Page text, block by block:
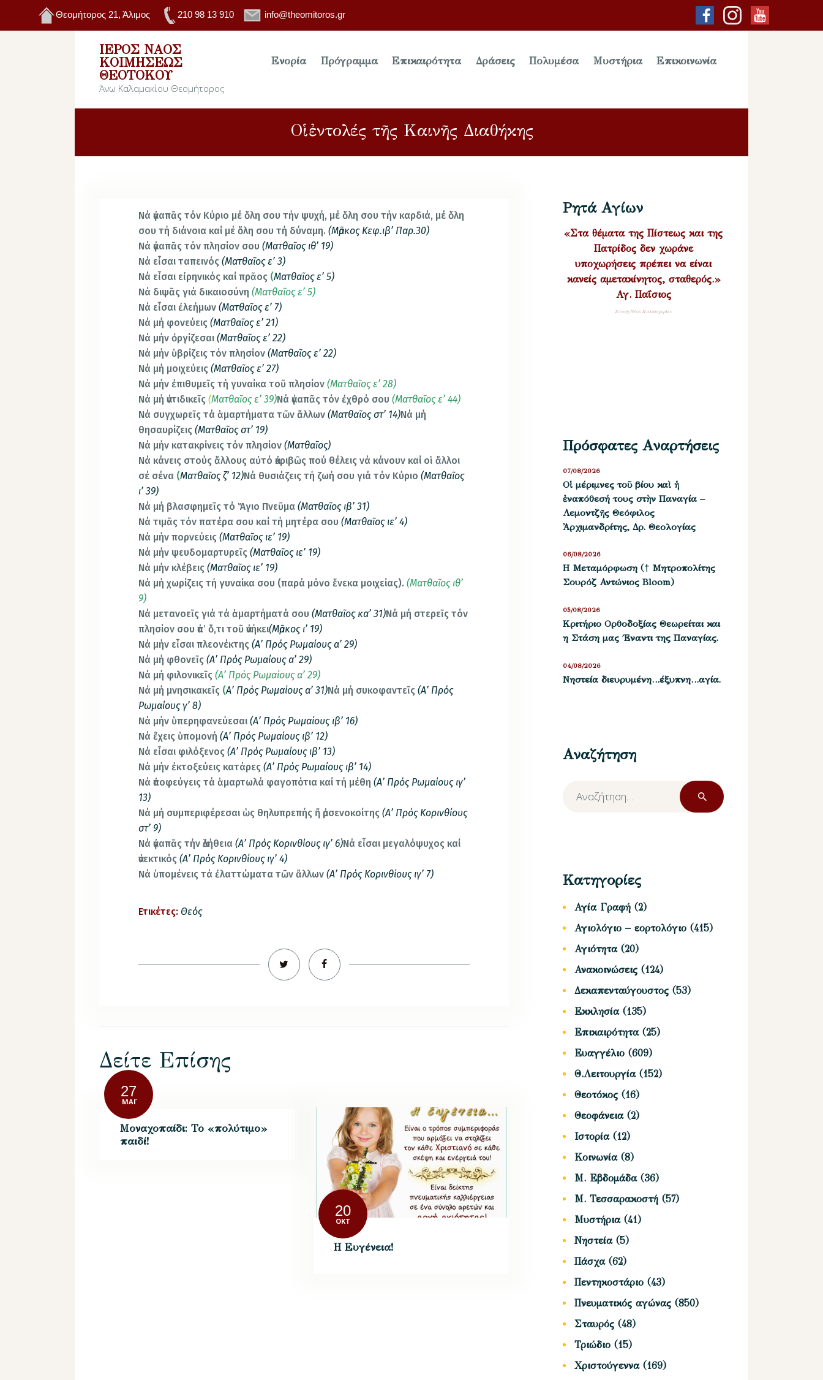
Θεομήτορος 21, Άλιμος 210 98 13 910 info@theomitoros.gr
ΙΕΡΌΣ ΝΑΌΣ
ΚΟΙΜΉΣΕΩΣ
ΘΕΟΤΌΚΟΥ
Άνω Καλαμακίου Θεομήτορος
Ενορία Πρόγραμμα Επικαιρότητα Δράσεις Πολυμέσα Μυστήρια Επικοινωνία
Οἱ ἐντολές τῆς Καινῆς Διαθήκης
Νά ἀγαπᾶς τόν Κύριο μέ ὅλη σου τήν ψυχή, μέ ὅλη σου τήν καρδιά, μέ ὅλη
σου τή διάνοια καί μέ ὅλη σου τή δύναμη.(Μᾶρκος Κεφ.ιβ’ Παρ.30)
Νά ἀγαπᾶς τόν πλησίον σου (Ματθαῖος ιθ’ 19)
Νά εἶσαι ταπεινός(Ματθαῖος ε’ 3)
Νά εἶσαι εἰρηνικός καί πρᾶος (Ματθαῖος ε’ 5)
Νά διψᾶς γιά δικαιοσύνη (Ματθαῖος ε’ 5)
Νά εἶσαι ἐλεήμων (Ματθαῖος ε’ 7)
Νά μή φονεύεις(Ματθαῖος ε’ 21)
Νά μήν ὀργίζεσαι(Ματθαῖος ε’ 22)
Νά μήν ὑβρίζεις τόν πλησίον(Ματθαῖος ε’ 22)
Νά μή μοιχεύεις (Ματθαῖος ε’ 27)
Νά μήν ἐπιθυμεῖς τή γυναίκα τοῦ πλησίον(Ματθαῖος ε’ 28)
Νά μή ἀντιδικεῖς(Ματθαῖος ε’ 39)Νά ἀγαπᾶς τόν ἐχθρό σου(Ματθαῖος ε’ 44)
Νά συγχωρεῖς τά ἁμαρτήματα τῶν ἄλλων (Ματθαῖος στ’ 14)Νά μή
θησαυρίζεις(Ματθαῖος στ’ 19)
Νά μήν κατακρίνεις τόν πλησίον (Ματθαῖος)
Νά κάνεις στούς ἄλλους αὐτό ἀκριβῶς πού θέλεις νά κάνουν καί οἱ ἄλλοι
σέ σένα (Ματθαῖος ζ’ 12)Νά θυσιάζεις τή ζωή σου γιά τόν Κύριο(Ματθαῖος
ι’ 39)
Νά μή βλασφημεῖς τό Ἅγιο Πνεῦμα(Ματθαῖος ιβ’ 31)
Νά τιμᾶς τόν πατέρα σου καί τή μητέρα σου(Ματθαῖος ιε’ 4)
Νά μήν πορνεύεις(Ματθαῖος ιε’ 19)
Νά μήν ψευδομαρτυρεῖς (Ματθαῖος ιε’ 19)
Νά μήν κλέβεις(Ματθαῖος ιε’ 19)
Νά μή χωρίζεις τή γυναίκα σου (παρά μόνο ἕνεκα μοιχείας).(Ματθαῖος ιθ’
9)
Νά μετανοεῖς γιά τά ἁμαρτήματά σου(Ματθαῖος κα’31)Νά μή στερεῖς τόν
πλησίον σου ἀπ’ ὅ,τι τοῦ ἀνήκει(Μᾶρκος ι’ 19)
Νά μήν εἶσαι πλεονέκτης(Α’ Πρός Ρωμαίους α’ 29)
Νά μή φθονεῖς(Α’ Πρός Ρωμαίους α’ 29)
Νά μή φιλονικεῖς(Α’ Πρός Ρωμαίους α’ 29)
Νά μή μνησικακεῖς (Α’ Πρός Ρωμαίους α’ 31)Νά μή συκοφαντεῖς (Α’ Πρός
Ρωμαίους γ’ 8)
Νά μήν ὑπερηφανεύεσαι(Α’ Πρός Ρωμαίους ιβ’ 16)
Νά ἔχεις ὑπομονή(Α’ Πρός Ρωμαίους ιβ’ 12)
Νά εἶσαι φιλόξενος(Α’ Πρός Ρωμαίους ιβ’ 13)
Νά μήν ἐκτοξεύεις κατάρες(Α’ Πρός Ρωμαίους ιβ’ 14)
Νά ἀποφεύγεις τά ἁμαρτωλά φαγοπότια καί τή μέθη (Α’ Πρός Ρωμαίους ιγ’
13)
Νά μή συμπεριφέρεσαι ὡς θηλυπρεπής ἤ ἀρσενοκοίτης(Α’ Πρός Κορινθίους
στ’ 9)
Νά ἀγαπᾶς τήν ἀλήθεια (Α’ Πρός Κορινθίους ιγ’ 6)Νά εἶσαι μεγαλόψυχος καί
ἀνεκτικός(Α’ Πρός Κορινθίους ιγ’ 4)
Νά ὑπομένεις τά ἐλαττώματα τῶν ἄλλων (Α’ Πρός Κορινθίους ιγ’ 7)
Ετικέτες: Θεός
Δείτε Επίσης
27
ΜΆΙ
Μοναχοπαίδι: Το «πολύτιμο»
παιδί!
20
ΟΚΤ
Η Ευγένεια!
Ρητά Αγίων
«Στα θέματα της Πίστεως και της
Πατρίδος δεν χωράνε
υποχωρήσεις πρέπει να είναι
κανείς αμετακίνητος, σταθερός.»
Αγ. Παΐσιος
Σύναξη Νέων Παλαιοχωρίου
Πρόσφατες Αναρτήσεις
Οἱ μέριμνες τοῦ βίου καὶ ἡ
ἐναπόθεσή τους στὴν Παναγία –
Λεμοντζῆς Θεόφιλος
Ἀρχιμανδρίτης, Δρ. Θεολογίας
07/08/2026
Η Μεταμόρφωση († Μητροπολίτης
Σουρόζ Αντώνιος Bloom)
06/08/2026
Kριτήριο Oρθοδοξίας Θεωρείται και
η Στάση μας ΄Εναντι της Παναγίας.
05/08/2026
Νηστεία διευρυμένη…έξυπνη…αγία.
04/08/2026
Αναζήτηση
Αναζήτηση
για:
Κατηγορίες
Αγία Γραφή (2)
Αγιολόγιο – εορτολόγιο (415)
Αγιότητα(20)
Ανακοινώσεις (124)
Δεκαπενταύγουστος (53)
Εκκλησία(135)
Επικαιρότητα(25)
Ευαγγέλιο (609)
Θ.Λειτουργία(152)
Θεοτόκος (16)
Θεοφάνεια(2)
Ιστορία(12)
Κοινωνία(8)
Μ. Εβδομάδα(36)
Μ. Τεσσαρακοστή (57)
Μυστήρια(41)
Νηστεία(5)
Πάσχα(62)
Πεντηκοστάριο (43)
Πνευματικός αγώνας (850)
Σταυρός (48)
Τριώδιο (15)
Χριστούγεννα(169)